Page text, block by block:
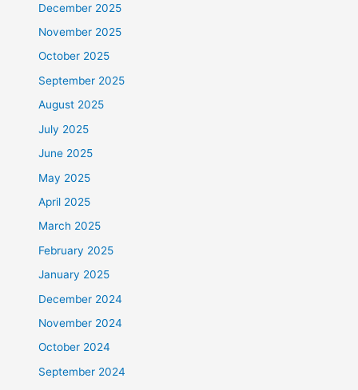
December 2025
November 2025
October 2025
September 2025
August 2025
July 2025
June 2025
May 2025
April 2025
March 2025
February 2025
January 2025
December 2024
November 2024
October 2024
September 2024